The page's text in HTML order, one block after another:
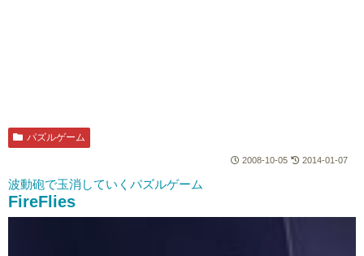
パズルゲーム
2008-10-05 2014-01-07
波動砲で玉消していくパズルゲーム
FireFlies